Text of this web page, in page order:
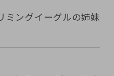
ミングイーグルの姉妹